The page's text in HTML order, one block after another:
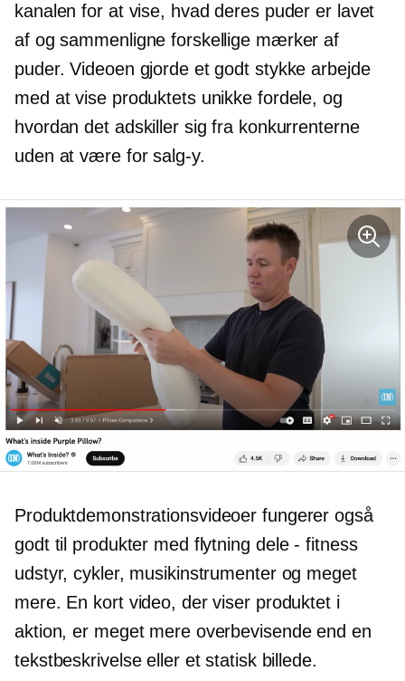
kanalen for at vise, hvad deres puder er lavet
af og sammenligne forskellige mærker af
puder. Videoen gjorde et godt stykke arbejde
med at vise produktets unikke fordele, og
hvordan det adskiller sig fra konkurrenterne
uden at være forsalg-y.
Produktdemonstrationsvideoer fungerer også
godt til produkter med flytning dele - fitness
udstyr, cykler, musikinstrumenter og meget
mere. En kort video, der viser produktet i
aktion, er meget mere overbevisende end en
tekstbeskrivelse eller et statisk billede.